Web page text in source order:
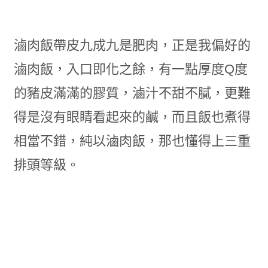
滷肉飯帶皮九成九是肥肉，正是我偏好的
滷肉飯，入口即化之餘，有一點厚度Q度
的豬皮滿滿的膠質，滷汁不甜不膩，更難
得是沒有眼睛看起來的鹹，而且飯也煮得
相當不錯，純以滷肉飯，那也懂得上三重
排頭等級。